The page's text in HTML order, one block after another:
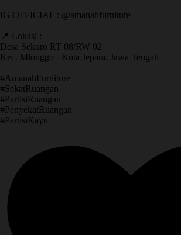
IG OFFICIAL : @amanahfurniture
📍 Lokasi :
Desa Sekuro RT 08/RW 02
Kec. Mlonggo - Kota Jepara, Jawa Tengah
​#AmanahFurniture
​#SekatRuangan
​#PartisiRuangan
​#PenyekatRuangan
​#PartisiKayu